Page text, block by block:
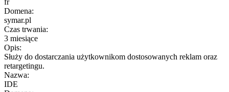
Domena:
symar.pl
Czas trwania:
3 miesiące
Opis:
Służy do dostarczania użytkownikom dostosowanych reklam oraz
retargetingu.
Nazwa:
IDE